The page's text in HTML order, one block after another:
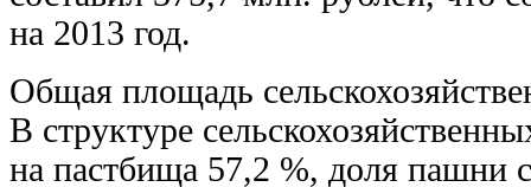
на 2013 год.
Общая площадь
В структуре
на пастбища 57,2 %, доля пашни